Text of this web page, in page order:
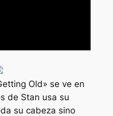
Old» se ve en
de Stan usa su
su cabeza sino